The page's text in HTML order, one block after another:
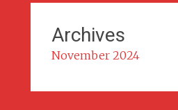
Archives
November 2024